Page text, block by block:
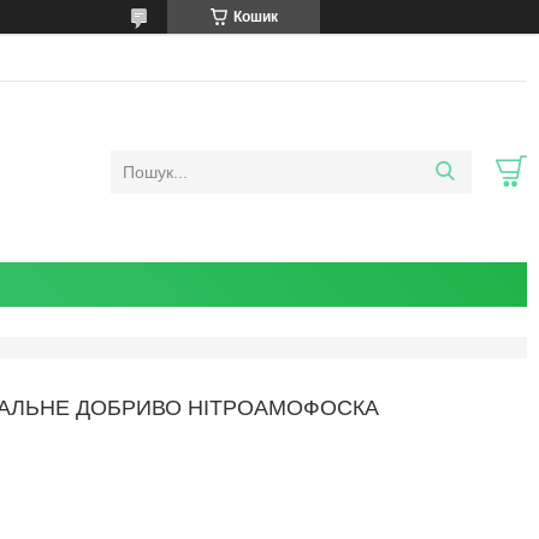
Кошик
ДОБРИВО НІТРОАМОФОСКА